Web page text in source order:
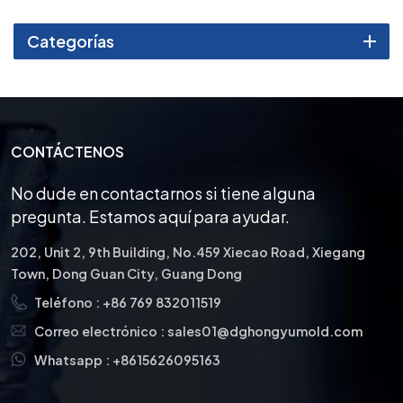
gama de materiales.
Categorías
CONTÁCTENOS
No dude en contactarnos si tiene alguna
pregunta. Estamos aquí para ayudar.
202, Unit 2, 9th Building, No.459 Xiecao Road, Xiegang
Town, Dong Guan City, Guang Dong
Teléfono : +86 769 832011519
Correo electrónico : sales01@dghongyumold.com
Whatsapp : +8615626095163